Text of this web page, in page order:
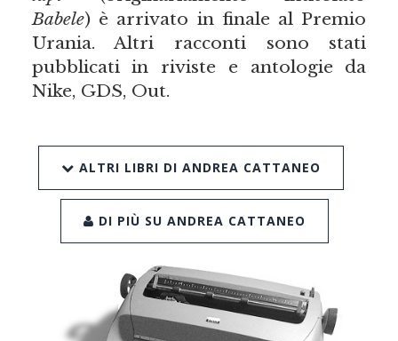
Babele) è arrivato in finale al Premio
Urania. Altri racconti sono stati
pubblicati in riviste e antologie da
Nike, GDS, Out.
ALTRI LIBRI DI ANDREA CATTANEO
DI PIÙ SU ANDREA CATTANEO